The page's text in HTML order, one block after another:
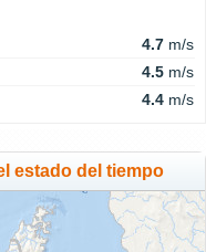
4.7 m/s
4.5 m/s
4.4 m/s
estado del tiempo